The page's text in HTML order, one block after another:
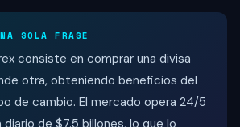
SOLA FRASE
consiste en comprar una divisa
otra, obteniendo beneficios del
de cambio. El mercado opera 24/5
de $7.5 billones, lo que lo